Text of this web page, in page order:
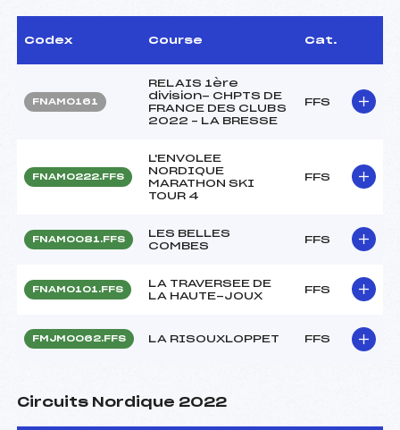
Codex Course Cat.
FNAM0161
RELAIS 1ère
division- CHPTS DE
FRANCE DES CLUBS
2022 – LA BRESSE
FFS
FNAM0222.FFS
L'ENVOLEE
NORDIQUE
MARATHON SKI
TOUR 4
FFS
FNAM0081.FFS
LES BELLES
COMBES
FFS
FNAM0101.FFS
LA TRAVERSEE DE
LA HAUTE-JOUX
FFS
FMJM0062.FFS LA RISOUXLOPPET FFS
Circuits Nordique 2022